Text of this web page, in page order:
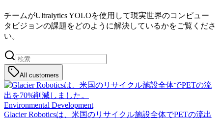
チームがUltralytics YOLOを使用して現実世界のコンピュー
タビジョンの課題をどのように解決しているかをご覧くださ
い。
All customers
Environmental Development
Glacier Roboticsは、米国のリサイクル施設全体でPETの流出